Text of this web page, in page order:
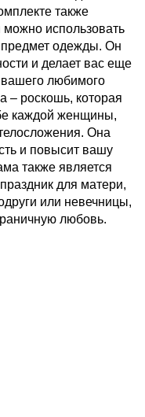
также
можно использовать
предмет одежды. Он
и делает вас еще
вашего любимого
роскошь, которая
каждой женщины,
Она
и повысит вашу
также является
для матери,
или невечницы,
любовь.